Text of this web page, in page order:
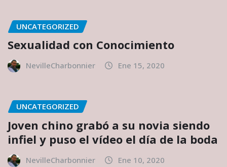
UNCATEGORIZED
Sexualidad con Conocimiento
NevilleCharbonnier Ene 15, 2020
UNCATEGORIZED
Joven chino grabó a su novia siendo
infiel y puso el vídeo el día de la boda
NevilleCharbonnier Ene 10, 2020